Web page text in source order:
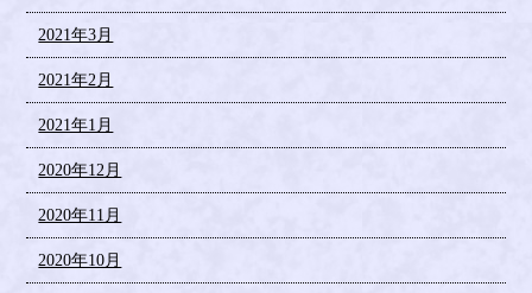
2021年3月
2021年2月
2021年1月
2020年12月
2020年11月
2020年10月